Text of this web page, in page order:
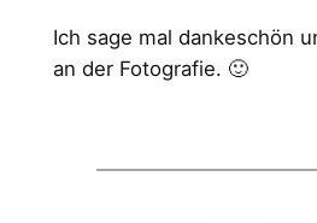
Ich sage mal dankeschön
an der Fotografie. 🙂